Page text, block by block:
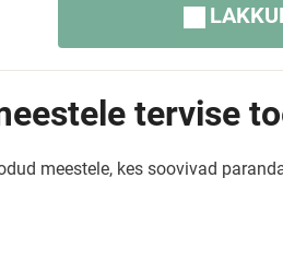
tervise
meestele, kes soovivad